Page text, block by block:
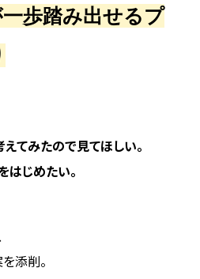
歩踏み出せるプ
てみたので見てほしい。
はじめたい。
添削。